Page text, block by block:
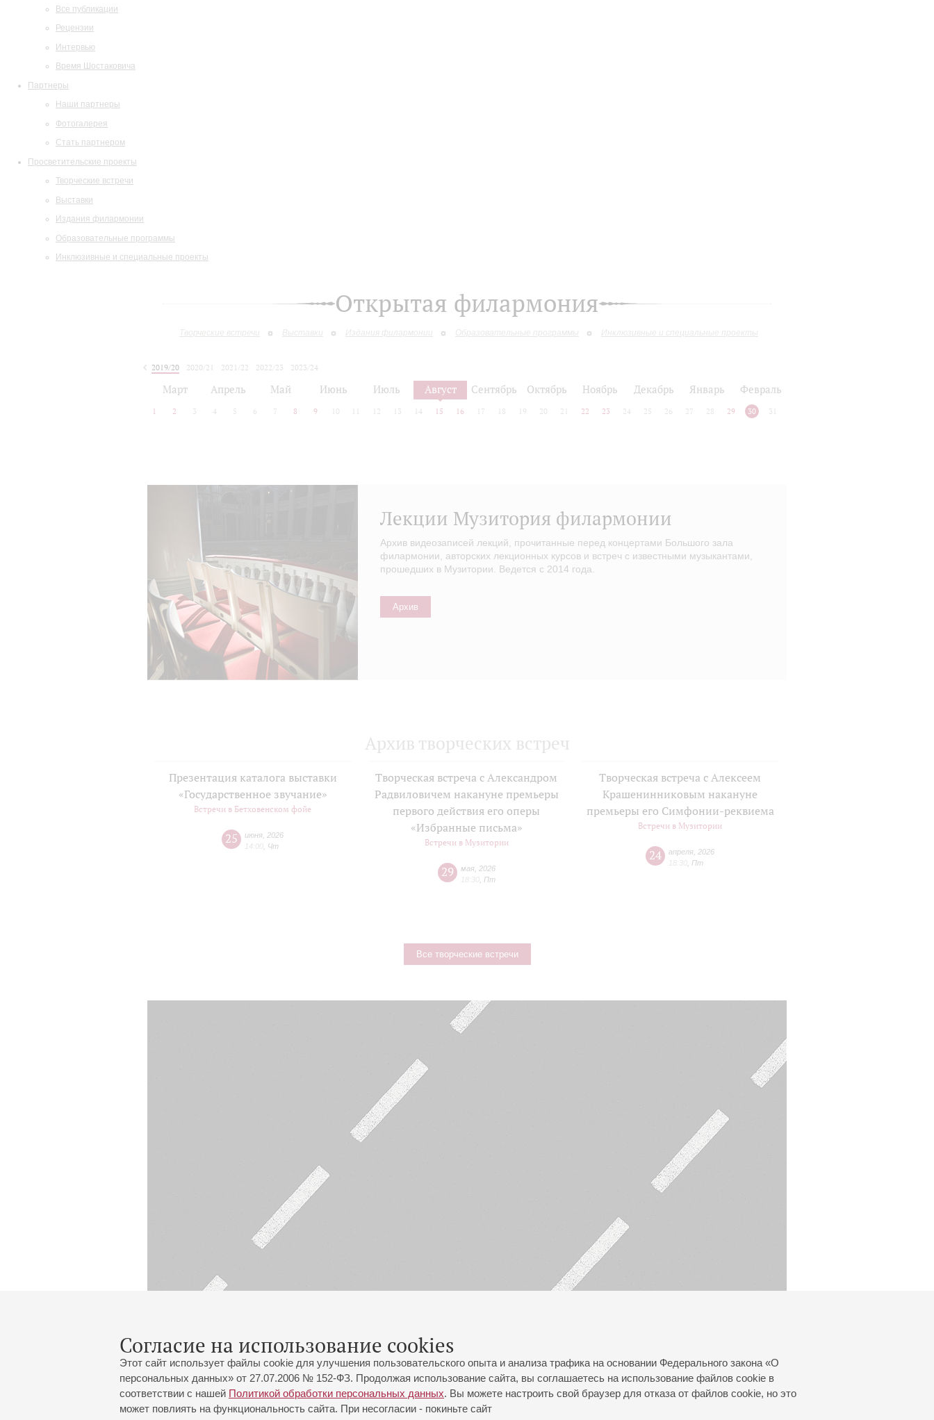
Все публикации
Рецензии
Интервью
Время Шостаковича
Партнеры
Наши партнеры
Фотогалерея
Стать партнером
Просветительские проекты
Творческие встречи
Выставки
Издания филармонии
Образовательные программы
Инклюзивные и специальные проекты
Открытая филармония
Творческие встречи Выставки Издания филармонии Образовательные программы Инклюзивные и специальные проекты
Согласие на использование cookies
Этот сайт использует файлы cookie для улучшения пользовательского опыта и анализа трафика на основании Федерального закона «О
персональных данных» от 27.07.2006 № 152-ФЗ. Продолжая использование сайта, вы соглашаетесь на использование файлов cookie в
соответствии с нашей Политикой обработки персональных данных. Вы можете настроить свой браузер для отказа от файлов cookie, но это
может повлиять на функциональность сайта. При несогласии - покиньте сайт
2019/20 2020/21 2021/22 2022/23
2023/24
Март Апрель Май Июнь Июль Август Сентябрь Октябрь Ноябрь Декабрь Январь Февраль
1 2 3 4 5 6 7 8 9 10 12 13 14 15 16 17 18 19 20 21 22 23 24 25 26 27 28 29 30 31
Лекции Музитория филармонии
Архив видеозаписей лекций, прочитанные перед концертами Большого зала
филармонии, авторских лекционных курсов и встреч с известными музыкантами,
прошедших в Музитории. Ведется с 2014 года.
Архив
Архив творческих встреч
Презентация каталога выставки
«Государственное звучание»
Встречи в Бетховенском фойе
25 июня 2026
14:00 Чт
Творческая встреча с Александром
Радвиловичем накануне премьеры
первого действия его оперы
«Избранные письма»
Встречи в Музитории
29 мая, 2026
18:30, Пт
Творческая встреча с Алексеем
Крашенинниковым накануне
премьеры его Симфонии-реквиема
Встречи в Музитории
24 апреля 2026
18:30 Пт
Все творческие встречи
Большой зал:
191186, Санкт-Петербург, Михайловская ул., 2
Часы работы кассы Большого зала: с 11:00 до 20:30